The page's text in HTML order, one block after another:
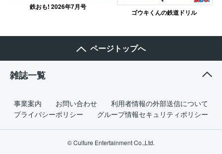
鉄おも! 2026年7月号
ゴウキくんの鉄道ドリル
ページトップへ
雑誌一覧
事業案内 お問い合わせ
利用者情報の外部送信について
プライバシーポリシー
グループ情報セキュリティポリシー
© Culture Entertainment Co.,Ltd.